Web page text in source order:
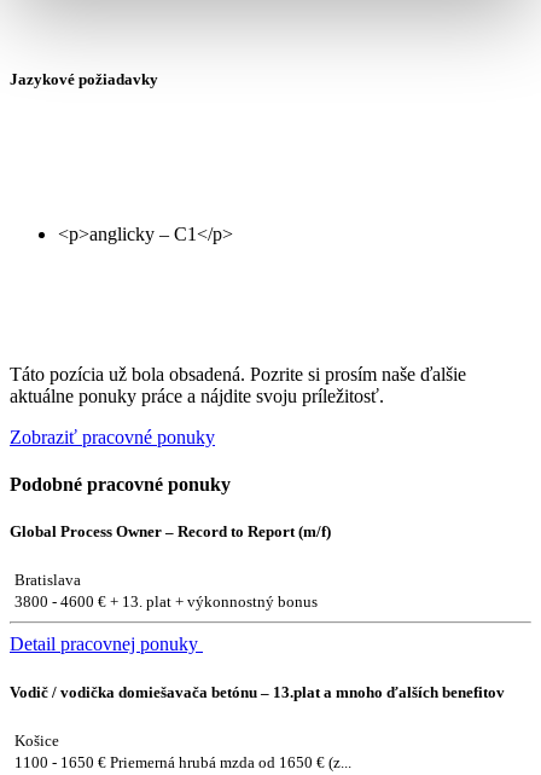
Jazykové požiadavky
Táto pozícia už bola obsadená. Pozrite si prosím naše ďalšie
aktuálne ponuky práce a nájdite svoju príležitosť.
Zobraziť pracovné ponuky
Podobné pracovné ponuky
Global Process Owner – Record to Report (m/f)
Bratislava
3800 - 4600 € + 13. plat + výkonnostný bonus
Detail pracovnej ponuky
Vodič / vodička domiešavača betónu – 13.plat a mnoho ďalších benefitov
Košice
1100 - 1650 € Priemerná hrubá mzda od 1650 € (z...